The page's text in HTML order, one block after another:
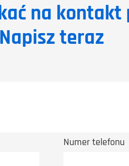
na
Napisz teraz
Numer telefonu